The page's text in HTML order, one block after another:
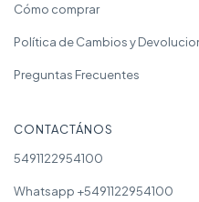
Cómo comprar
Política de Cambios y
Preguntas Frecuentes
CONTACTÁNOS
5491122954100
Whatsapp +5491122954100